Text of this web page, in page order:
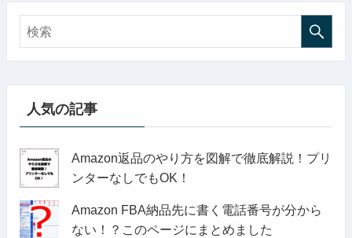
人気の記事
Amazon返品のやり方を図解で徹底解説！プリ
ンターなしでもOK！
Amazon FBA納品先に書く電話番号が分から
ない！？このページにまとめました